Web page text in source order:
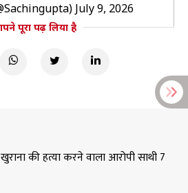
July 9, 2026
पूरा पढ़ लिया है
की हत्या करने वाला आरोपी साथी 7